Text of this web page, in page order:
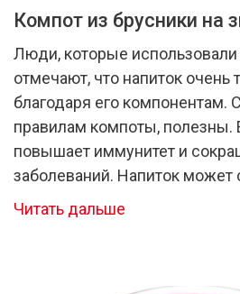
Компот из брусники на
Люди, которые использовали
отмечают, что напиток очень
благодаря его компонентам.
правилам компоты, полезны.
повышает иммунитет и
заболеваний. Напиток может
Читать дальше